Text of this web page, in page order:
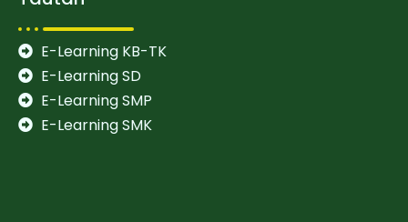
E-Learning KB-TK
E-Learning SD
E-Learning SMP
E-Learning SMK